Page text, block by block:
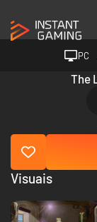
PC
The
Visuais